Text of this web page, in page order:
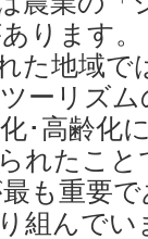
ります。
た地域で
ーリズ
･高齢化
れたこ
も重要
組んでい